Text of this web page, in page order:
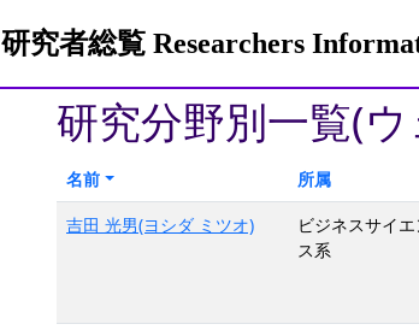
研究者総覧 Researchers
研究分野別一覧(
名前 所属
吉田 光男(ヨシダ ミツオ)
ビジネスサイエ
ス系